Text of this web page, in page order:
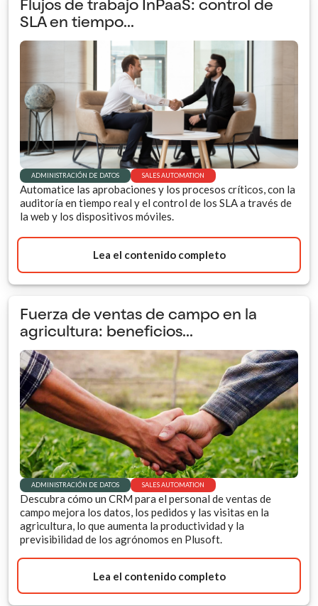
Flujos de trabajo InPaaS: control de
SLA en tiempo...
ADMINISTRACIÓN DE DATOS SALES AUTOMATION
Automatice las aprobaciones y los procesos críticos, con la
auditoría en tiempo real y el control de los SLA a través de
la web y los dispositivos móviles.
Lea el contenido completo
Fuerza de ventas de campo en la
agricultura: beneficios...
ADMINISTRACIÓN DE DATOS SALES AUTOMATION
Descubra cómo un CRM para el personal de ventas de
campo mejora los datos, los pedidos y las visitas en la
agricultura, lo que aumenta la productividad y la
previsibilidad de los agrónomos en Plusoft.
Lea el contenido completo